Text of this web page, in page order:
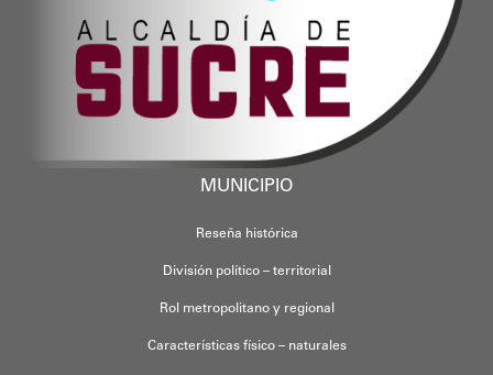
MUNICIPIO
Reseña histórica
División político – territorial
Rol metropolitano y regional
Características físico – naturales